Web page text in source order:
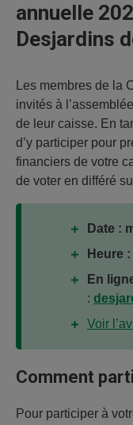
annuelle
Desjardins
Les membres de la
invités à
de leur caisse. En
d’y participer pour
financiers de votre
de voter en différé
Date :
Heure
En
:
Voir
Comment
Pour participer à